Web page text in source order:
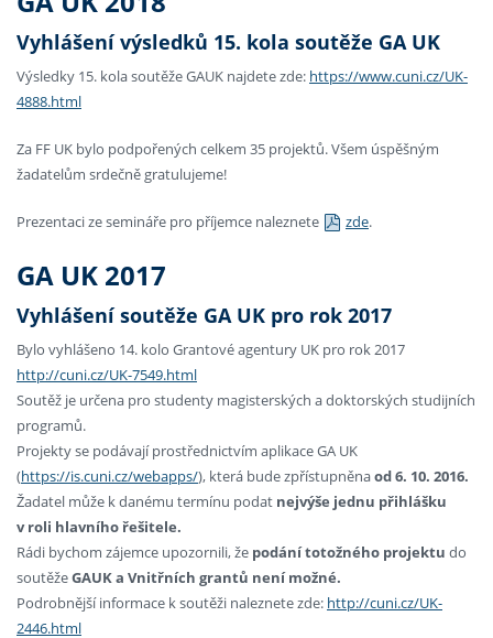
Vyhlášení výsledků 15. kola soutěže GA UK
Výsledky 15. kola soutěže GAUK najdete zde: https://www.cuni.cz/UK-
4888.html
Za FF UK bylo podpořených celkem 35 projektů. Všem úspěšným
žadatelům srdečně gratulujeme!
Prezentaci ze semináře pro příjemce naleznete zde.
GA UK 2017
Vyhlášení soutěže GA UK pro rok 2017
Bylo vyhlášeno 14. kolo Grantové agentury UK pro rok 2017
http://cuni.cz/UK-7549.html
Soutěž je určena pro studenty magisterských a doktorských studijních
programů.
Projekty se podávají prostřednictvím aplikace GA UK
(https://is.cuni.cz/webapps/), která bude zpřístupněnaod 6. 10. 2016.
Žadatel může k danému termínu podat nejvýše jednu přihlášku
v roli hlavního řešitele.
Rádi bychom zájemce upozornili, že podání totožného projektu do
soutěžeGAUK a Vnitřních grantů není možné.
Podrobnější informace k soutěži naleznete zde: http://cuni.cz/UK-
2446.html